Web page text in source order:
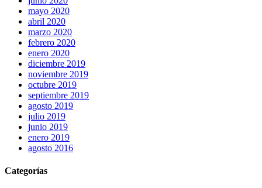
mayo 2020
abril 2020
marzo 2020
febrero 2020
enero 2020
diciembre 2019
noviembre 2019
octubre 2019
septiembre 2019
agosto 2019
julio 2019
junio 2019
enero 2019
agosto 2016
Categorías